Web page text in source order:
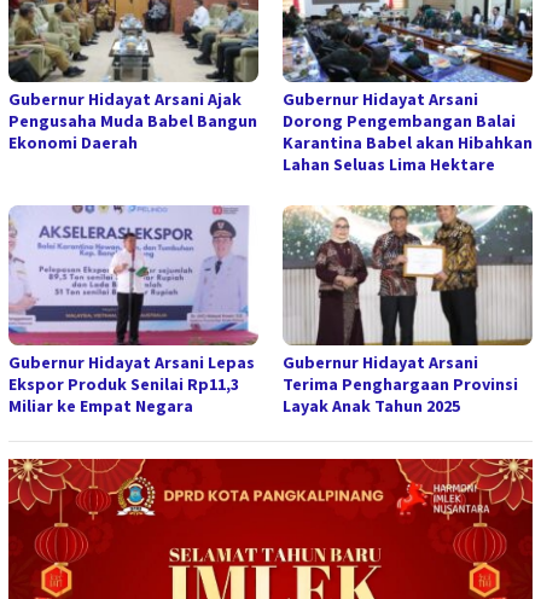
Gubernur Hidayat Arsani Ajak
Pengusaha Muda Babel Bangun
Ekonomi Daerah
Gubernur Hidayat Arsani
Dorong Pengembangan Balai
Karantina Babel akan Hibahkan
Lahan Seluas Lima Hektare
Gubernur Hidayat Arsani Lepas
Ekspor Produk Senilai Rp11,3
Miliar ke Empat Negara
Gubernur Hidayat Arsani
Terima Penghargaan Provinsi
Layak Anak Tahun 2025